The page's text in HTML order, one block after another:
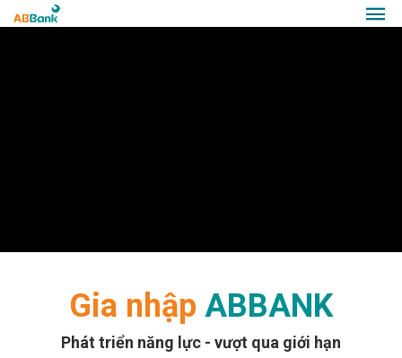
Gia nhập ABBANK
Phát triển năng lực - vượt qua giới hạn